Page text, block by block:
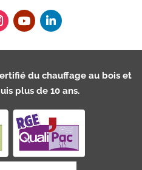
du chauffage au bois et
plus de 10 ans.